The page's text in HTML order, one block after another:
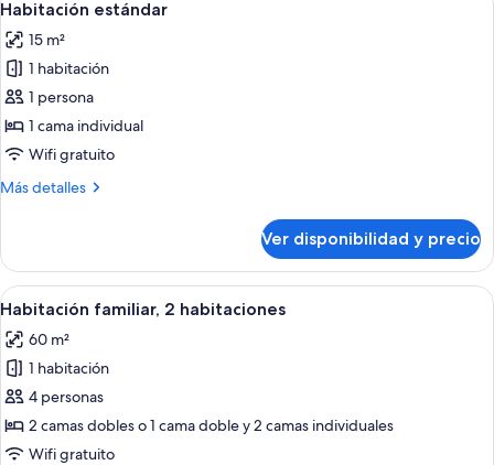
al
lago
1
doble
o
individuales,
vista
al
lago
todas
las
fotos
de
Habitación
estándar
5
Habitación estándar
15 m²
1 habitación
1 persona
1 cama individual
Wifi gratuito
Más detalles
Más
estándar
Ver disponibilidad y precio
Ver
todas
las
fotos
de
Habitación
familiar,
Habitación de hotel con cama,
5
Habitación familiar, 2 habitaciones
60 m²
1 habitación
4 personas
2 camas dobles o 1 cama doble y 2 camas individuales
Wifi gratuito